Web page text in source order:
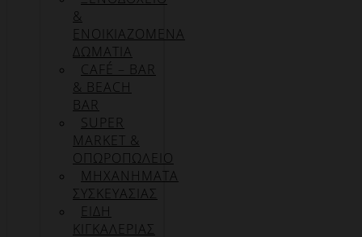
&
ΕΝΟΙΚΙΑΖΟΜΕΝΑ
ΔΩΜΑΤΙΑ
CAFÉ – BAR
& BEACH
BAR
SUPER
MARKET &
ΟΠΩΡΟΠΩΛΕΙΟ
ΜΗΧΑΝΗΜΑΤΑ
ΣΥΣΚΕΥΑΣΙΑΣ
ΕΙΔΗ
ΚΙΓΚΑΛΕΡΙΑΣ